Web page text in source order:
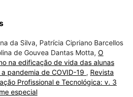
da Silva, Patrícia Cipriano Barcellos
de Gouvea Dantas Motta, O
na edificação de vida das alunas
pandemia de COVID-19 , Revista
Profissional e Tecnológica: v. 3
especial